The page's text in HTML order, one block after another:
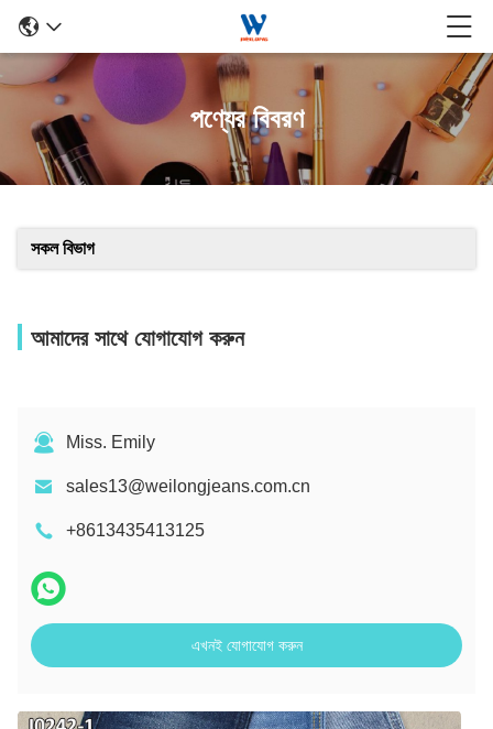
পণ্যের বিবরণ
সকল বিভাগ
আমাদের সাথে যোগাযোগ করুন
Miss. Emily
sales13@weilongjeans.com.cn
+8613435413125
এখনই যোগাযোগ করুন